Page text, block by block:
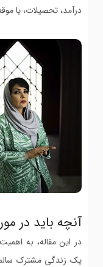
درآمد، تحصیلات، یا
آنچه باید در
در این مقاله، به
یک زندگی مشترک